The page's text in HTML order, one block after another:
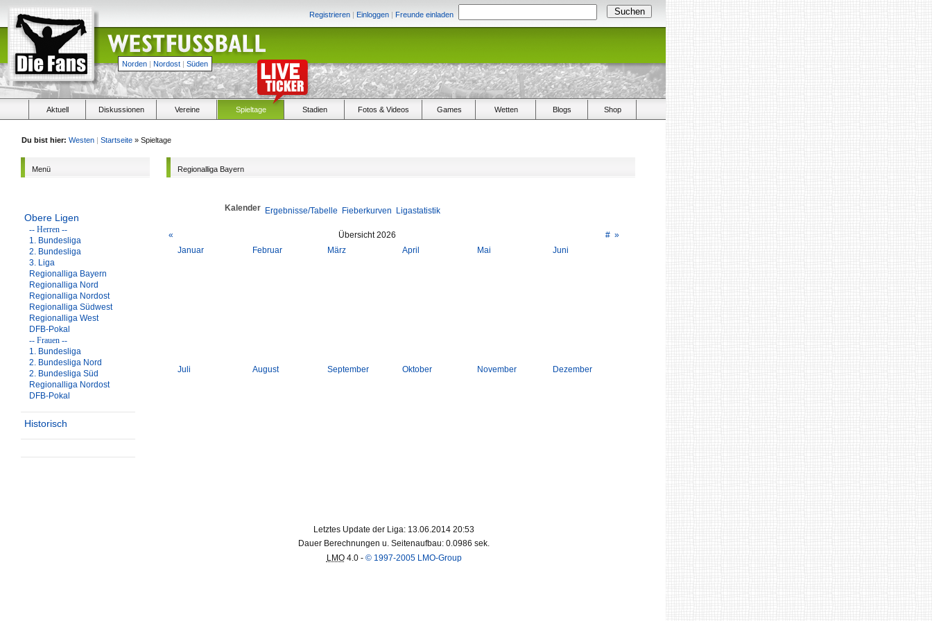
Registrieren | Einloggen | Freunde einladen
Norden | Nordost | Süden
Aktuell Diskussionen Vereine Spieltage Stadien Fotos & Videos Games Wetten Blogs Shop
Du bist hier: Westen | Startseite » Spieltage
Menü
Obere Ligen
-- Herren --
1. Bundesliga
2. Bundesliga
3. Liga
Regionalliga Bayern
Regionalliga Nord
Regionalliga Nordost
Regionalliga Südwest
Regionalliga West
DFB-Pokal
-- Frauen --
1. Bundesliga
2. Bundesliga Nord
2. Bundesliga Süd
Regionalliga Nordost
DFB-Pokal
Historisch
Regionalliga Bayern
Kalender Ergebnisse/Tabelle Fieberkurven Ligastatistik
« Übersicht 2026 # »
Januar
Februar März April Mai Juni
Juli August September Oktober November Dezember
Letztes Update der Liga: 13.06.2014 20:53
Dauer Berechnungen u. Seitenaufbau: 0.0986 sek.
LMO4.0 - © 1997-2005 LMO-Group